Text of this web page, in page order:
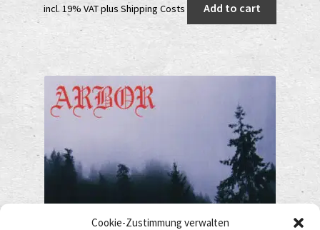
Cookie-Zustimmung verwalten
incl. 19% VATplus Shipping Costs Add to cart